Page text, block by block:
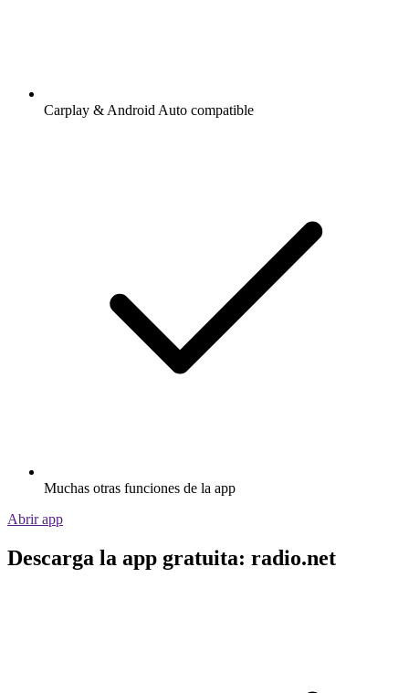
Carplay & Android Auto compatible
Muchas otras funciones de la app
Abrir app
Descarga la app gratuita: radio.net